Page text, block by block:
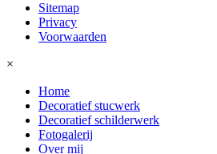
Sitemap
Privacy
Voorwaarden
×
Home
Decoratief stucwerk
Decoratief schilderwerk
Fotogalerij
Over mij